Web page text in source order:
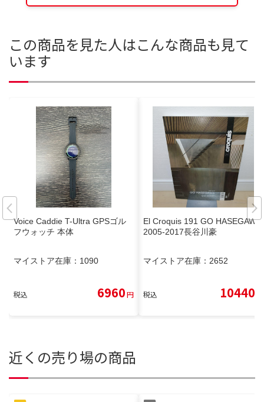
この商品を見た人はこんな商品も見て
います
Voice Caddie T-Ultra GPSゴル
フウォッチ 本体
マイストア在庫： 1090
税込 6960円
El Croquis 191 GO HASEGAWA
2005-2017長谷川豪
マイストア在庫： 2652
税込 10440
近くの売り場の商品